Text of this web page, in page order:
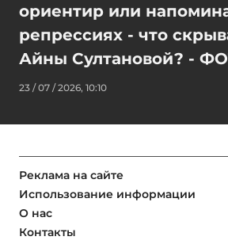
ориентир или
репрессиях - что
Айны Султановой? -
23 / 07 / 2026, 10:10
Реклама на сайте
Использование информации
О нас
Контакты